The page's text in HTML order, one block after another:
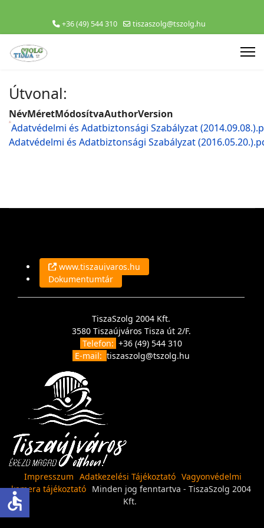
+36 (49) 544 310 tiszaszolg@tszolg.hu
Útvonal:
NévMéretMódosítvaAuthorVersion
Adatvédelmi és Adatbiztonsági Szabályzat
Adatvédelmi és Adatbiztonsági Szabályzat
www.tiszaujvaros.hu
Dokumentumtár
TiszaSzolg 2004 Kft.
3580 Tiszaújváros Tisza út 2/F.
Telefon: +36 (49) 544 310
E-mail: tiszaszolg@tszolg.hu
Impresszum Adatkezelési Tájékoztató Vagyonvédelmi
kamera tájékoztató Minden jog fenntartva - TiszaSzolg 2004
Kft.
accessible